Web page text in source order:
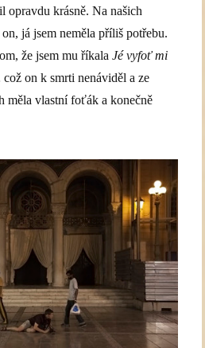
opravdu krásně. Na našich
já jsem neměla příliš potřebu.
že jsem mu říkalaJé vyfoť mi
což on k smrti nenáviděl a ze
měla vlastní foťák a konečně